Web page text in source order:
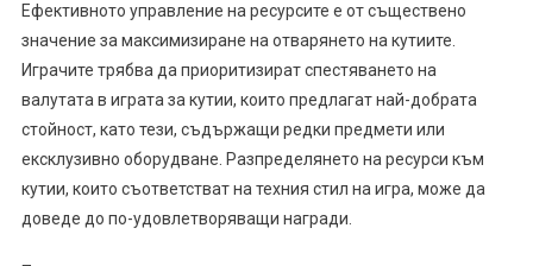
Ефективното управление на ресурсите е от съществено
значение за максимизиране на отварянето на кутиите.
Играчите трябва да приоритизират спестяването на
валутата в играта за кутии, които предлагат най-добрата
стойност, като тези, съдържащи редки предмети или
ексклузивно оборудване. Разпределянето на ресурси към
кутии, които съответстват на техния стил на игра, може да
доведе до по-удовлетворяващи награди.